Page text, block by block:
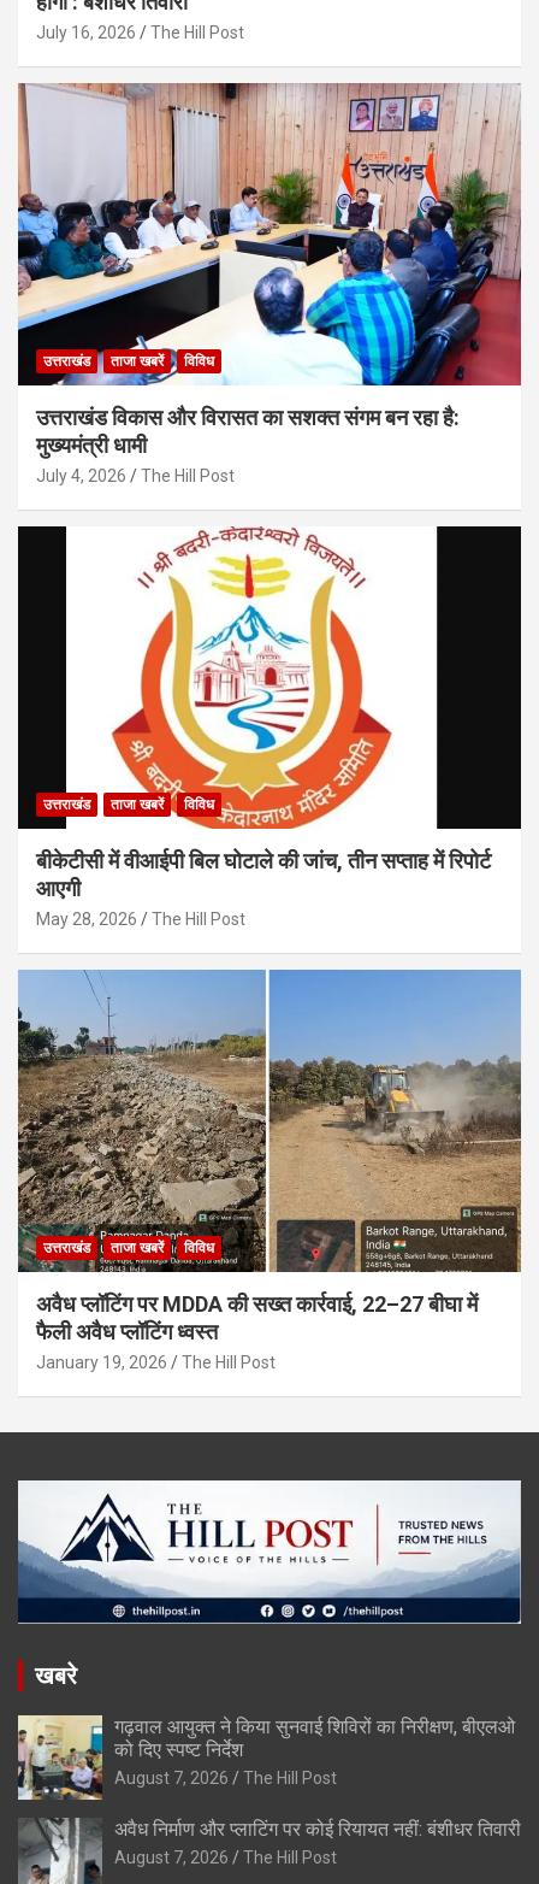
July 16, 2026 The Hill Post
उत्तराखंड ताजा खबरें विविध
उत्तराखंड विकास और विरासत का सशक्त संगम बन रहा है:
मुख्यमंत्री धामी
July 4, 2026 The Hill Post
उत्तराखंड ताजा खबरें विविध
बीकेटीसी में वीआईपी बिल घोटाले की जांच, तीन सप्ताह में रिपोर्ट
आएगी
May 28, 2026 The Hill Post
उत्तराखंड ताजा खबरें विविध
अवैध प्लॉटिंग पर MDDA की सख्त कार्रवाई, 22–27 बीघा में
फैली अवैध प्लॉटिंग ध्वस्त
January 19, 2026 The Hill Post
खबरे
गढ़वाल आयुक्त ने किया सुनवाई शिविरों का निरीक्षण, बीएलओ
को दिए स्पष्ट निर्देश
August 7, 2026 The Hill Post
अवैध निर्माण और प्लाटिंग पर कोई रियायत नहीं: बंशीधर तिवारी
August 7, 2026 The Hill Post